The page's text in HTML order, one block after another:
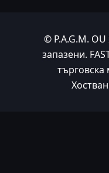
© P.A.G.M.
запазени.
търговска